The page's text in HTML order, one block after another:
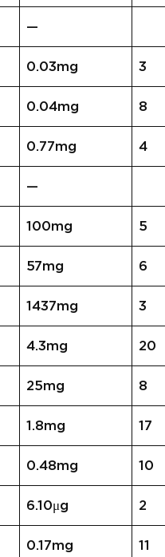
—
0.03mg 3
0.04mg 8
0.77mg 4
—
100mg 5
57mg 6
1437mg 3
4.3mg 20
25mg 8
1.8mg 17
0.48mg 10
6.10μg 2
0.17mg 11